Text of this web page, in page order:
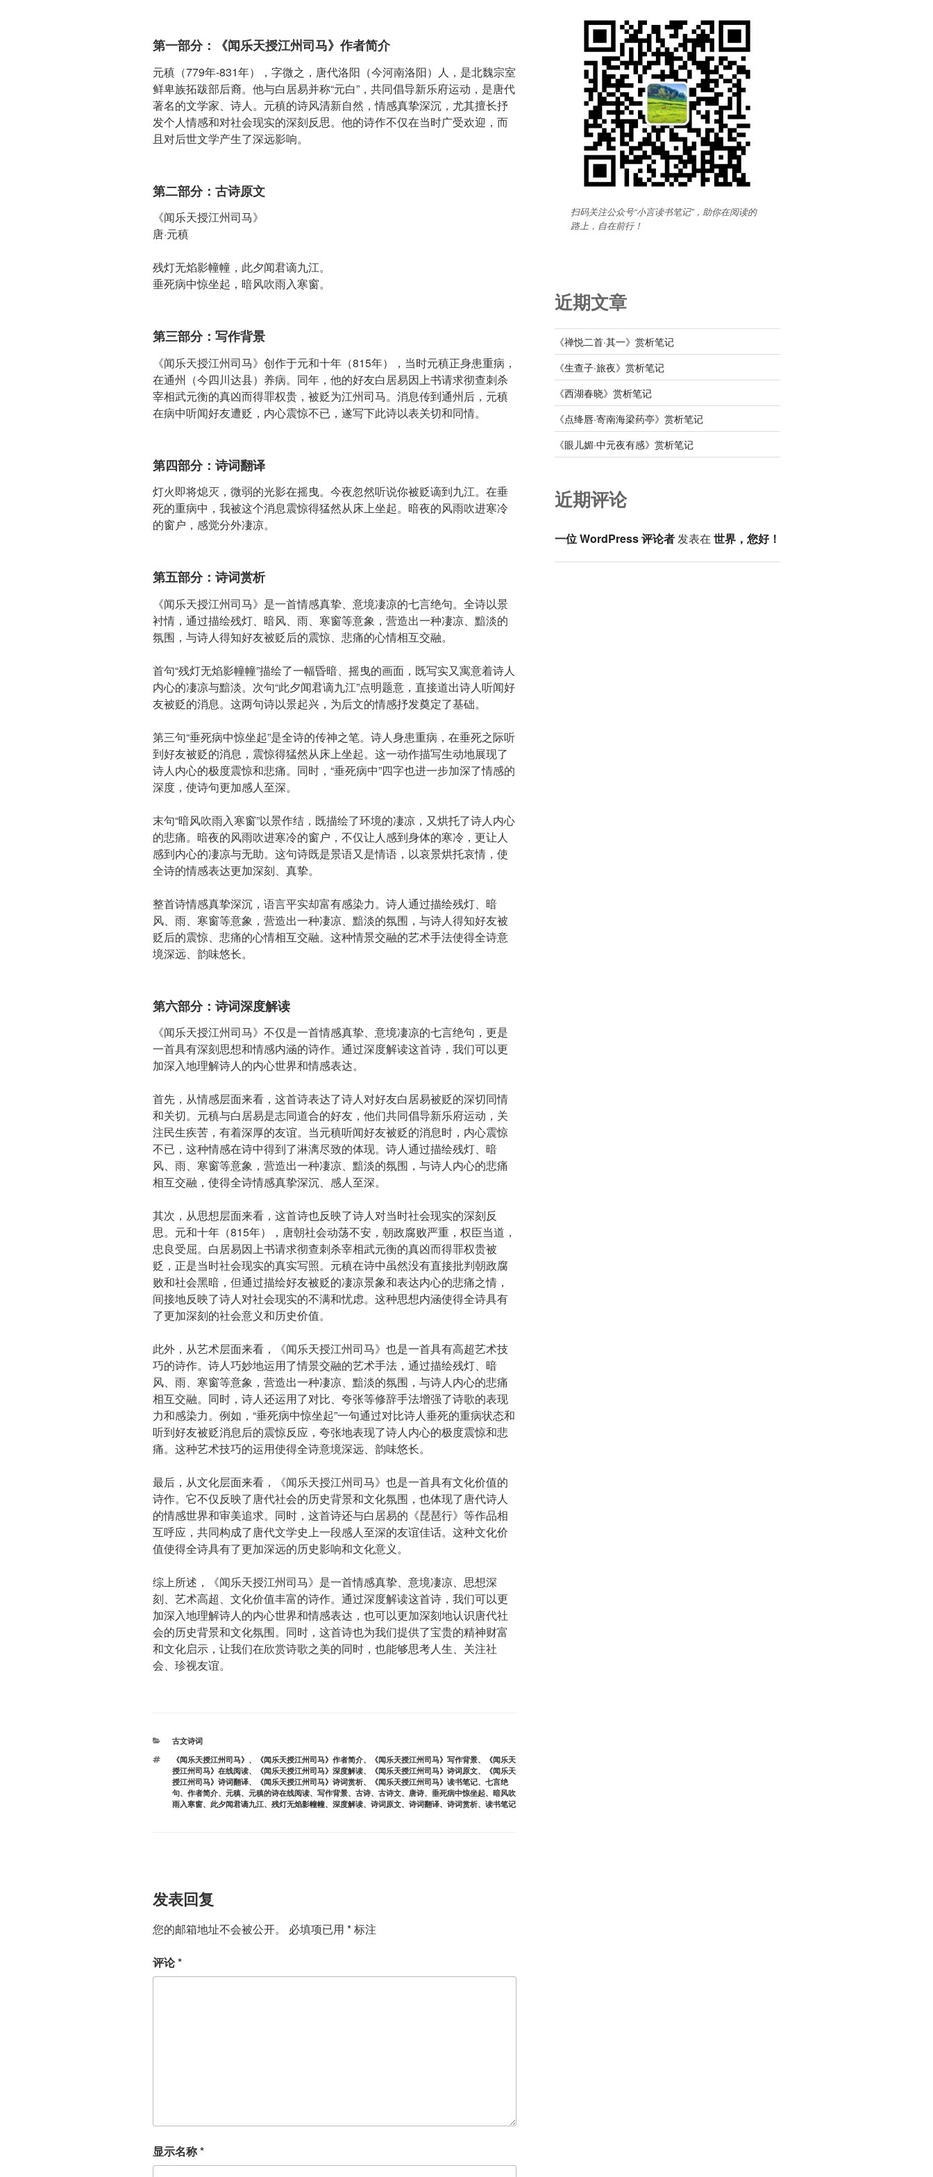
第一部分：《闻乐天授江州司马》作者简介
元稹（779年-831年），字微之，唐代洛阳（今河南洛阳）人，是北魏宗室
鲜卑族拓跋部后裔。他与白居易并称“元白”，共同倡导新乐府运动，是唐代
著名的文学家、诗人。元稹的诗风清新自然，情感真挚深沉，尤其擅长抒
发个人情感和对社会现实的深刻反思。他的诗作不仅在当时广受欢迎，而
且对后世文学产生了深远影响。
第二部分：古诗原文
《闻乐天授江州司马》
唐·元稹
残灯无焰影幢幢，此夕闻君谪九江。
垂死病中惊坐起，暗风吹雨入寒窗。
第三部分：写作背景
《闻乐天授江州司马》创作于元和十年（815年），当时元稹正身患重病，
在通州（今四川达县）养病。同年，他的好友白居易因上书请求彻查刺杀
宰相武元衡的真凶而得罪权贵，被贬为江州司马。消息传到通州后，元稹
在病中听闻好友遭贬，内心震惊不已，遂写下此诗以表关切和同情。
第四部分：诗词翻译
灯火即将熄灭，微弱的光影在摇曳。今夜忽然听说你被贬谪到九江。在垂
死的重病中，我被这个消息震惊得猛然从床上坐起。暗夜的风雨吹进寒冷
的窗户，感觉分外凄凉。
第五部分：诗词赏析
《闻乐天授江州司马》是一首情感真挚、意境凄凉的七言绝句。全诗以景
衬情，通过描绘残灯、暗风、雨、寒窗等意象，营造出一种凄凉、黯淡的
氛围，与诗人得知好友被贬后的震惊、悲痛的心情相互交融。
首句“残灯无焰影幢幢”描绘了一幅昏暗、摇曳的画面，既写实又寓意着诗人
内心的凄凉与黯淡。次句“此夕闻君谪九江”点明题意，直接道出诗人听闻好
友被贬的消息。这两句诗以景起兴，为后文的情感抒发奠定了基础。
第三句“垂死病中惊坐起”是全诗的传神之笔。诗人身患重病，在垂死之际听
到好友被贬的消息，震惊得猛然从床上坐起。这一动作描写生动地展现了
诗人内心的极度震惊和悲痛。同时，“垂死病中”四字也进一步加深了情感的
深度，使诗句更加感人至深。
末句“暗风吹雨入寒窗”以景作结，既描绘了环境的凄凉，又烘托了诗人内心
的悲痛。暗夜的风雨吹进寒冷的窗户，不仅让人感到身体的寒冷，更让人
感到内心的凄凉与无助。这句诗既是景语又是情语，以哀景烘托哀情，使
全诗的情感表达更加深刻、真挚。
整首诗情感真挚深沉，语言平实却富有感染力。诗人通过描绘残灯、暗
风、雨、寒窗等意象，营造出一种凄凉、黯淡的氛围，与诗人得知好友被
贬后的震惊、悲痛的心情相互交融。这种情景交融的艺术手法使得全诗意
境深远、韵味悠长。
第六部分：诗词深度解读
《闻乐天授江州司马》不仅是一首情感真挚、意境凄凉的七言绝句，更是
一首具有深刻思想和情感内涵的诗作。通过深度解读这首诗，我们可以更
加深入地理解诗人的内心世界和情感表达。
首先，从情感层面来看，这首诗表达了诗人对好友白居易被贬的深切同情
和关切。元稹与白居易是志同道合的好友，他们共同倡导新乐府运动，关
注民生疾苦，有着深厚的友谊。当元稹听闻好友被贬的消息时，内心震惊
不已，这种情感在诗中得到了淋漓尽致的体现。诗人通过描绘残灯、暗
风、雨、寒窗等意象，营造出一种凄凉、黯淡的氛围，与诗人内心的悲痛
相互交融，使得全诗情感真挚深沉、感人至深。
其次，从思想层面来看，这首诗也反映了诗人对当时社会现实的深刻反
思。元和十年（815年），唐朝社会动荡不安，朝政腐败严重，权臣当道，
忠良受屈。白居易因上书请求彻查刺杀宰相武元衡的真凶而得罪权贵被
贬，正是当时社会现实的真实写照。元稹在诗中虽然没有直接批判朝政腐
败和社会黑暗，但通过描绘好友被贬的凄凉景象和表达内心的悲痛之情，
间接地反映了诗人对社会现实的不满和忧虑。这种思想内涵使得全诗具有
了更加深刻的社会意义和历史价值。
此外，从艺术层面来看，《闻乐天授江州司马》也是一首具有高超艺术技
巧的诗作。诗人巧妙地运用了情景交融的艺术手法，通过描绘残灯、暗
风、雨、寒窗等意象，营造出一种凄凉、黯淡的氛围，与诗人内心的悲痛
相互交融。同时，诗人还运用了对比、夸张等修辞手法增强了诗歌的表现
力和感染力。例如，“垂死病中惊坐起”一句通过对比诗人垂死的重病状态和
听到好友被贬消息后的震惊反应，夸张地表现了诗人内心的极度震惊和悲
痛。这种艺术技巧的运用使得全诗意境深远、韵味悠长。
最后，从文化层面来看，《闻乐天授江州司马》也是一首具有文化价值的
诗作。它不仅反映了唐代社会的历史背景和文化氛围，也体现了唐代诗人
的情感世界和审美追求。同时，这首诗还与白居易的《琵琶行》等作品相
互呼应，共同构成了唐代文学史上一段感人至深的友谊佳话。这种文化价
值使得全诗具有了更加深远的历史影响和文化意义。
综上所述，《闻乐天授江州司马》是一首情感真挚、意境凄凉、思想深
刻、艺术高超、文化价值丰富的诗作。通过深度解读这首诗，我们可以更
加深入地理解诗人的内心世界和情感表达，也可以更加深刻地认识唐代社
会的历史背景和文化氛围。同时，这首诗也为我们提供了宝贵的精神财富
和文化启示，让我们在欣赏诗歌之美的同时，也能够思考人生、关注社
会、珍视友谊。
分
古文诗词
标
签
《闻乐天授江州司马》 、 《闻乐天授江州司马》作者简介、 《闻乐天授江州司马》写作背景、
《闻乐天
授江州司马》在线阅读、 《闻乐天授江州司马》深度解读、 《闻乐天授江州司马》诗词原文、
《闻乐天
授江州司马》诗词翻译、 《闻乐天授江州司马》诗词赏析、 《闻乐天授江州司马》读书笔记、 七言绝
句、 作者简介、 元稹、 元稹的诗在线阅读、 写作背景、 古诗、 古诗文、 唐诗、 垂死病中惊坐起、 暗风吹
雨入寒窗、 此夕闻君谪九江、 残灯无焰影幢幢、 深度解读、 诗词原文、 诗词翻译、 诗词赏析、 读书笔记
发表回复
您的邮箱地址不会被公开。 必填项已用 *标注
评论*
显示名称*
扫码关注公众号“小言读书笔记”，助你在阅读的
路上，自在前行！
近期文章
《禅悦二首·其一》赏析笔记
《生查子·旅夜》赏析笔记
《西湖春晓》赏析笔记
《点绛唇·寄南海梁药亭》赏析笔记
《眼儿媚·中元夜有感》赏析笔记
近期评论
一位 WordPress 评论者发表在 世界，您好！